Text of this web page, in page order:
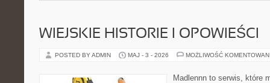
WIEJSKIE HISTORIE I OPOWIEŚCI
POSTED BY ADMIN MAJ - 3 - 2026 MOŻLIWOŚĆ
Madlennn to serwis, które